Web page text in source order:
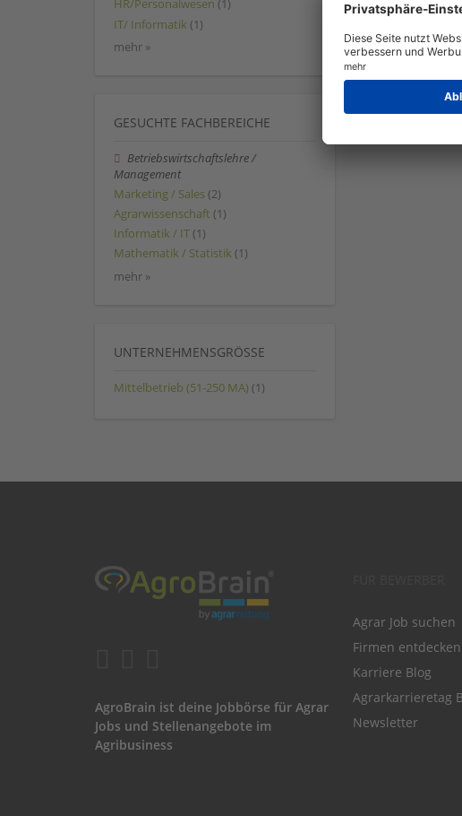
HR/Personalwesen (1)
IT/ Informatik (1)
mehr »
GESUCHTE FACHBEREICHE
Betriebswirtschaftslehre /
Management
Marketing / Sales (2)
Agrarwissenschaft (1)
Informatik / IT (1)
Mathematik / Statistik (1)
mehr »
UNTERNEHMENSGRÖSSE
Mittelbetrieb (51-250 MA) (1)
AgroBrain ist deine Jobbörse für Agrar
Jobs und Stellenangebote im
Agribusiness
Agrar Job suchen
Firmen entdecken
Karriere Blog
Agrarkarrieretag
Newsletter